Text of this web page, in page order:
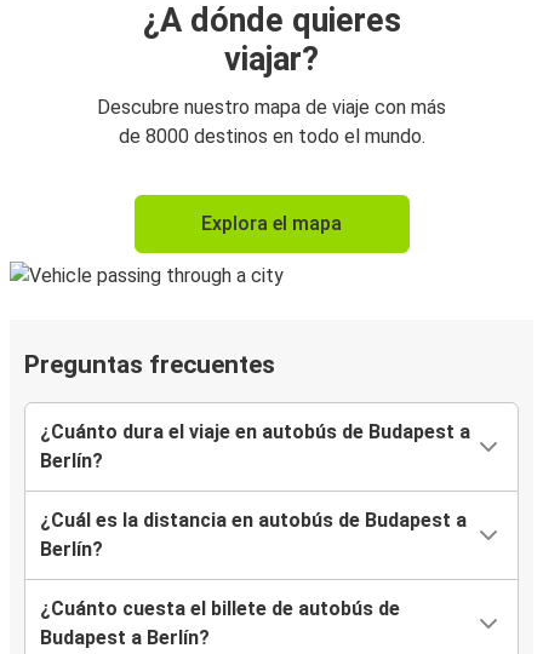
¿A dónde quieres
viajar?
Descubre nuestro mapa de viaje con más
de 8000 destinos en todo el mundo.
Explora el mapa
Preguntas frecuentes
¿Cuánto dura el viaje en autobús de Budapest a
Berlín?
¿Cuál es la distancia en autobús de Budapest a
Berlín?
¿Cuánto cuesta el billete de autobús de
Budapest a Berlín?